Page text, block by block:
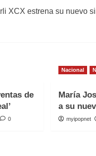
XCX estrena su nuevo
de
0
Nacional
María
a su
myipopnet